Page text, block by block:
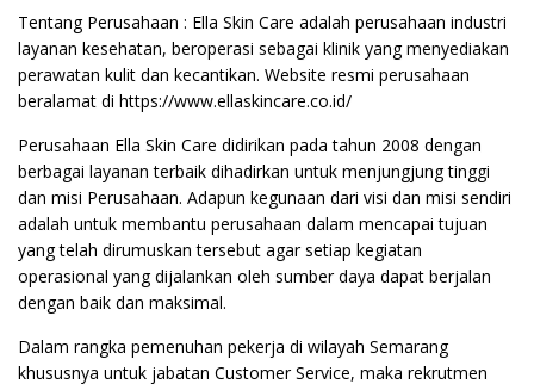
Tentang Perusahaan : Ella Skin Care adalah perusahaan industri
layanan kesehatan, beroperasi sebagai klinik yang menyediakan
perawatan kulit dan kecantikan. Website resmi perusahaan
beralamat di https://www.ellaskincare.co.id/
Perusahaan Ella Skin Care didirikan pada tahun 2008 dengan
berbagai layanan terbaik dihadirkan untuk menjungjung tinggi
dan misi Perusahaan. Adapun kegunaan dari visi dan misi sendiri
adalah untuk membantu perusahaan dalam mencapai tujuan
yang telah dirumuskan tersebut agar setiap kegiatan
operasional yang dijalankan oleh sumber daya dapat berjalan
dengan baik dan maksimal.
Dalam rangka pemenuhan pekerja di wilayah Semarang
khususnya untuk jabatan Customer Service, maka rekrutmen